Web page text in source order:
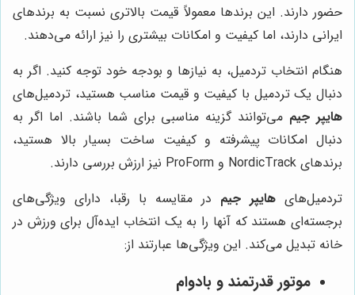
حضور دارند. این برندها معمولاً قیمت بالاتری نسبت به برندهای
ایرانی دارند، اما کیفیت و امکانات بیشتری را نیز ارائه می‌دهند.
هنگام انتخاب تردمیل، به نیازها و بودجه خود توجه کنید. اگر به
دنبال یک تردمیل با کیفیت و قیمت مناسب هستید، تردمیل‌های
هایپر جیم می‌توانند گزینه مناسبی برای شما باشند. اما اگر به
دنبال امکانات پیشرفته و کیفیت ساخت بسیار بالا هستید،
برندهای NordicTrack و ProForm نیز ارزش بررسی دارند.
تردمیل‌های هایپر جیم در مقایسه با رقبا، دارای ویژگی‌های
برجسته‌ای هستند که آنها را به یک انتخاب ایده‌آل برای ورزش در
خانه تبدیل می‌کند. این ویژگی‌ها عبارتند از:
موتور قدرتمند و بادوام